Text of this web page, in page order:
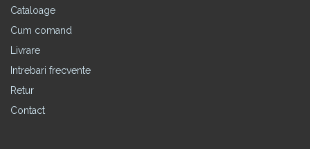
Cataloage
Cum comand
Livrare
Intrebari frecvente
Retur
Contact